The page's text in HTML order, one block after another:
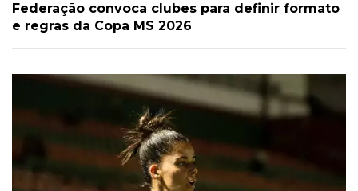
Federação convoca clubes para definir formato
e regras da Copa MS 2026